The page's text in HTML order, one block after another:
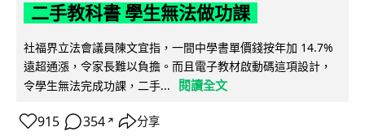
二手教科書 學生無法做功課
社福界立法會議員陳文宜指，一間中學書單價錢按年加 14.7%
遠超通漲，令家長難以負擔。而且電子教材啟動碼這項設計，
令學生無法完成功課，二手...
閱讀全文
915 354 ↗ 分享